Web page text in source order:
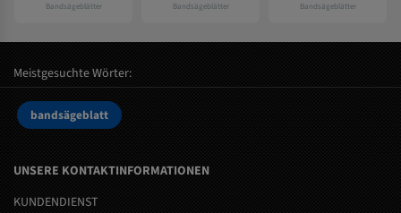
Bandsägeblätter Bandsägeblätter
Meistgesuchte Wörter:
bandsägeblatt
UNSERE KONTAKTINFORMATIONEN
KUNDENDIENST